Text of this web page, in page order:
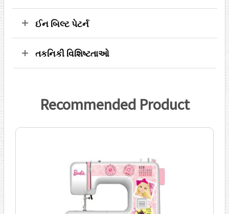
ઈન બિલ્ટ પેટર્ન
તકનિકી વિશિષ્ટતાઓ
Recommended Product